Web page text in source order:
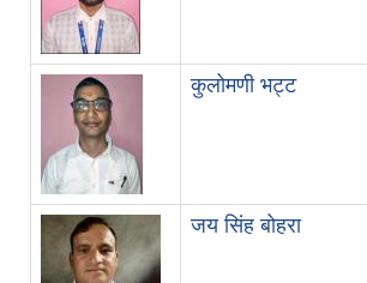
कुलोमणी भट्ट
जय सिंह बोहरा